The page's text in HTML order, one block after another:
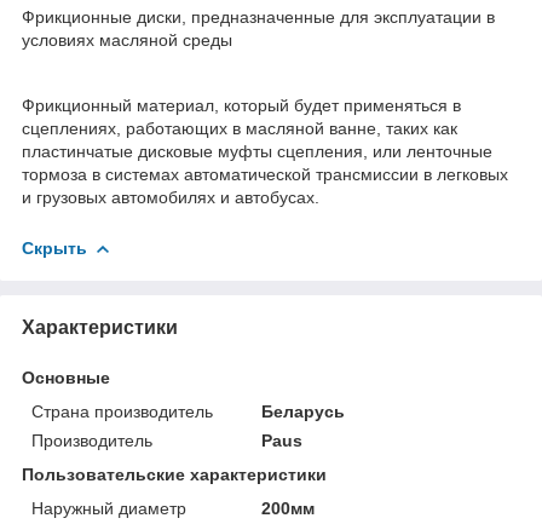
Фрикционные диски, предназначенные для эксплуатации в
условиях масляной среды
Фрикционный материал, который будет применяться в
сцеплениях, работающих в масляной ванне, таких как
пластинчатые дисковые муфты сцепления, или ленточные
тормоза в системах автоматической трансмиссии в легковых
и грузовых автомобилях и автобусах.
Скрыть
Характеристики
Основные
Страна производитель
Беларусь
Производитель
Paus
Пользовательские характеристики
Наружный диаметр
200мм